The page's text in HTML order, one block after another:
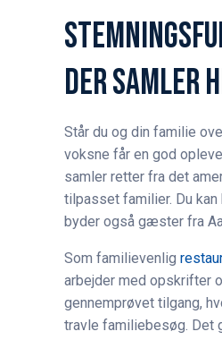
DER SAMLER
Står du og din familie
voksne får en god
samler retter fra det
tilpasset familier. Du
byder også gæster fra
Som familievenlig
arbejder med opskrifter
gennemprøvet tilgang,
travle familiebesøg. Det